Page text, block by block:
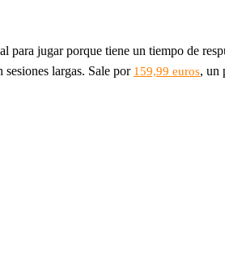
para jugar porque tiene un tiempo de
largas. Sale por 159,99 euros, un